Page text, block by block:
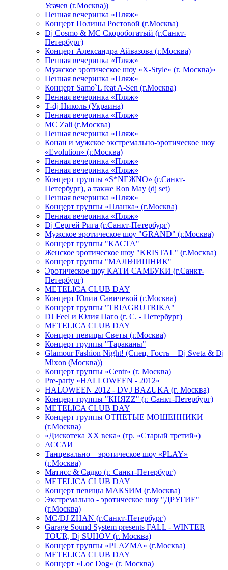
Усачев (г.Москва))
Пенная вечеринка «Пляж»
Концерт Полины Ростовой (г.Москва)
Dj Cosmo & МС Скоробогатый (г.Санкт-
Петербург)
Концерт Александра Айвазова (г.Москва)
Пенная вечеринка «Пляж»
Мужское эротическое шоу «X-Style» (г. Москва)»
Пенная вечеринка «Пляж»
Концерт Samo`L feat A-Sen (г.Москва)
Пенная вечеринка «Пляж»
Т-dj Николь (Украина)
Пенная вечеринка «Пляж»
МС Zali (г.Москва)
Пенная вечеринка «Пляж»
Конан и мужское экстремально-эротическое шоу
«Evolution» (г.Москва)
Пенная вечеринка «Пляж»
Пенная вечеринка «Пляж»
Концерт группы «S*NEЖNO» (г.Санкт-
Петербург), а также Ron May (dj set)
Пенная вечеринка «Пляж»
Концерт группы «Планка» (г.Москва)
Пенная вечеринка «Пляж»
Dj Сергей Рига (г.Санкт-Петербург)
Мужское эротическое шоу "GRAND" (г.Москва)
Концерт группы "КАСТА"
Женское эротическое шоу "KRISTAL" (г.Москва)
Концерт группы "МАЛЬЧИШНИК"
Эротическое шоу КАТИ САМБУКИ (г.Санкт-
Петербург)
METELICA CLUB DAY
Концерт Юлии Савичевой (г.Москва)
Концерт группы "TRIAGRUTRIKA"
DJ Feel и Юлия Паго (г. С. - Петербург)
METELICA CLUB DAY
Концерт певицы Светы (г.Москва)
Концерт группы "Тараканы"
Glamour Fashion Night! (Спец. Гость – Dj Sveta & Dj
Mixon (Москва))
Концерт группы «Centr» (г. Москва)
Pre-party «HALLOWEEN - 2012»
HALOWEEN 2012 - DVJ BAZUKA (г. Москва)
Концерт группы "КНЯZZ" (г. Санкт-Петербург)
METELICA CLUB DAY
Концерт группы ОТПЕТЫЕ МОШЕННИКИ
(г.Москва)
«Дискотека ХХ века» (гр. «Старый третий»)
АССАИ
Танцевально – эротическое шоу «PLAY»
(г.Москва)
Матисс & Садко (г. Санкт-Петербург)
METELICA CLUB DAY
Концерт певицы МАКSИМ (г.Москва)
Экстремально - эротическое шоу "ДРУГИЕ"
(г.Москва)
МС/DJ ZHAN (г.Санкт-Петербург)
Garage Sound System presents FALL - WINTER
TOUR, Dj SUHOV (г. Москва)
Концерт группы «PLAZMA» (г.Москва)
METELICA CLUB DAY
Концерт «Loc Dog» (г. Москва)